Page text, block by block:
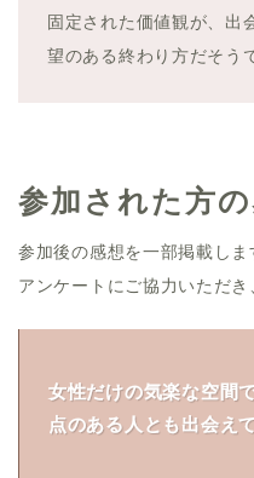
固定された価値観が、出
望のある終わり方だそう
参加された方
参加後の感想を一部掲載しま
アンケートにご協力いただ
女性だけの気楽な空間
点のある人とも出会え